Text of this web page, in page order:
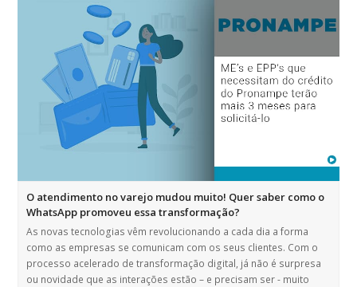
O atendimento no varejo mudou muito! Quer saber como o
WhatsApp promoveu essa transformação?
As novas tecnologias vêm revolucionando a cada dia a forma
como as empresas se comunicam com os seus clientes. Com o
processo acelerado de transformação digital, já não é surpresa
ou novidade que as interações estão – e precisam ser - muito